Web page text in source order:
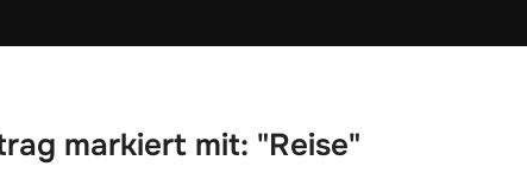
markiert mit: "Reise"